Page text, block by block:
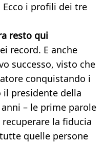
Ecco i profili dei tre
resto qui
record. E anche
successo, visto che
conquistando i
il presidente della
– le prime parole
la fiducia
quelle persone